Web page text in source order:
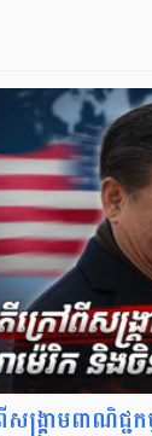
ង្គ្រាមពាណិជ្ជ